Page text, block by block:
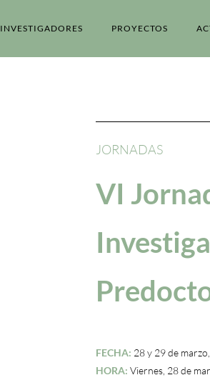
INVESTIGADORES PROYECTOS
JORNADAS
VI
FECHA: 28 y 29 de
HORA: Viernes, 28 de